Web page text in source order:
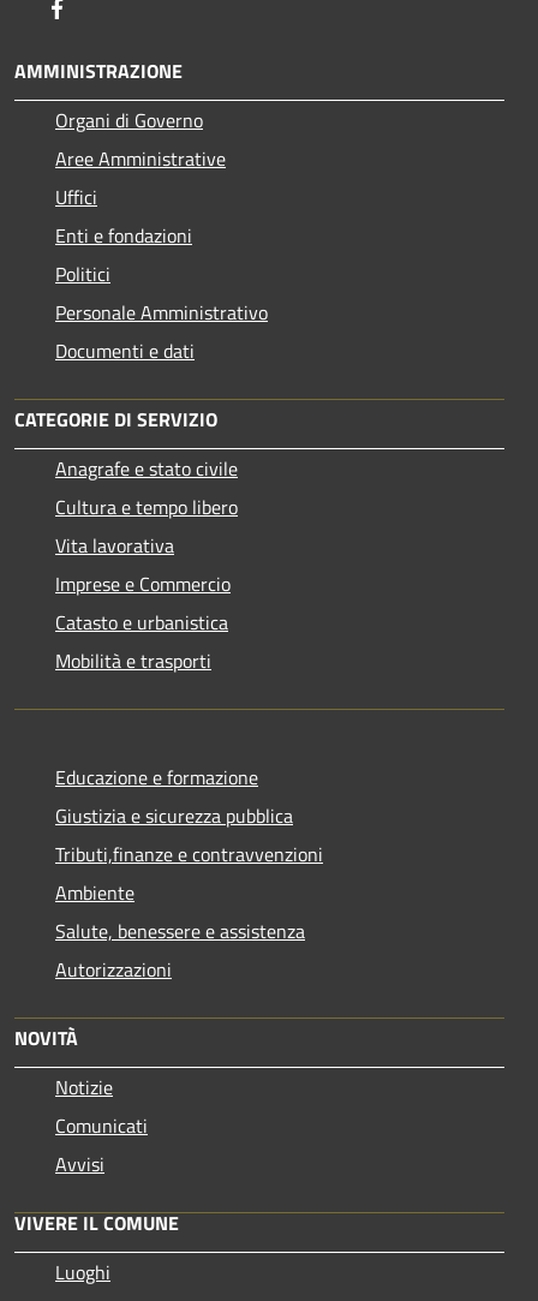
AMMINISTRAZIONE
Organi di Governo
Aree Amministrative
Uffici
Enti e fondazioni
Politici
Personale Amministrativo
Documenti e dati
CATEGORIE DI SERVIZIO
Anagrafe e stato civile
Cultura e tempo libero
Vita lavorativa
Imprese e Commercio
Catasto e urbanistica
Mobilità e trasporti
Educazione e formazione
Giustizia e sicurezza pubblica
Tributi,finanze e contravvenzioni
Ambiente
Salute, benessere e assistenza
Autorizzazioni
NOVITÀ
Notizie
Comunicati
Avvisi
VIVERE IL COMUNE
Luoghi